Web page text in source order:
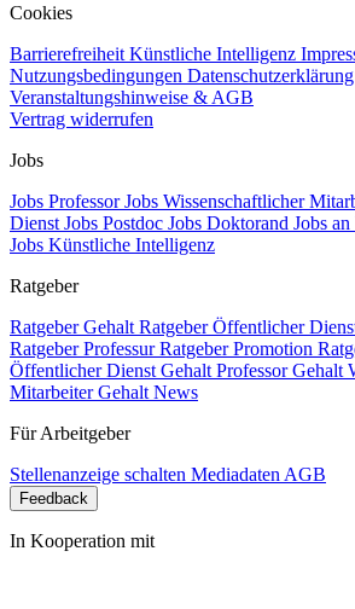
Cookies
Barrierefreiheit Künstliche Intelligenz
Nutzungsbedingungen Datenschutzerklärung
Veranstaltungshinweise & AGB
Vertrag widerrufen
Jobs
Jobs ProfessorJobs Wissenschaftlicher
Dienst Jobs Postdoc Jobs Doktorand Jobs
Jobs Künstliche Intelligenz
Ratgeber
Ratgeber Gehalt Ratgeber Öffentlicher
Ratgeber ProfessurRatgeber Promotion
Öffentlicher Dienst Gehalt Professor Gehalt
Mitarbeiter Gehalt News
Für Arbeitgeber
Stellenanzeige schalten Mediadaten AGB
Feedback
In Kooperation mit